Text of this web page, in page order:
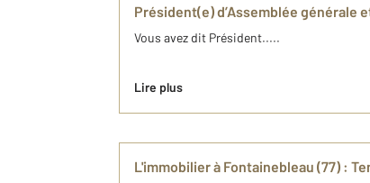
Président(e) d’Assemblée générale
Vous avez dit Président.....
Lire plus
L'immobilier à Fontainebleau (77) :